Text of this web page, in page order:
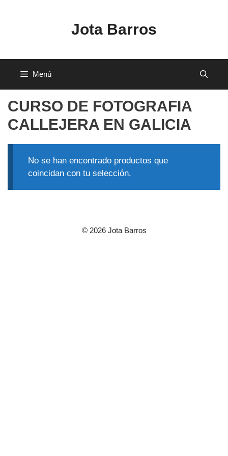
Jota Barros
Menú
CURSO DE FOTOGRAFIA
CALLEJERA EN GALICIA
No se han encontrado productos que
coincidan con tu selección.
© 2026 Jota Barros